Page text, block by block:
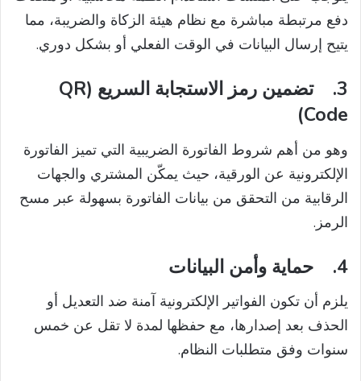
دفع مرتبطة مباشرة مع نظام هيئة الزكاة والضريبة، مما
يتيح إرسال البيانات في الوقت الفعلي أو بشكل دوري.
3. تضمين رمز الاستجابة السريع (QR
Code)
وهو من أهم شروط الفاتورة الضريبية التي تميز الفاتورة
الإلكترونية عن الورقية، حيث يمكّن المشتري والجهات
الرقابية من التحقق من بيانات الفاتورة بسهولة عبر مسح
الرمز.
4. حماية وأمن البيانات
يلزم أن تكون الفواتير الإلكترونية آمنة ضد التعديل أو
الحذف بعد إصدارها، مع حفظها لمدة لا تقل عن خمس
سنوات وفق متطلبات النظام.